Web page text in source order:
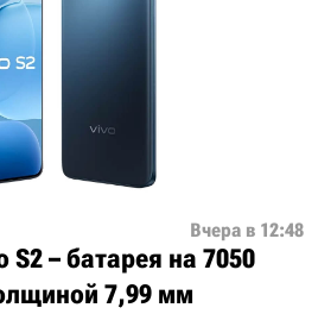
Вчера в 12:48
S2 – батарея на 7050
7,99 мм